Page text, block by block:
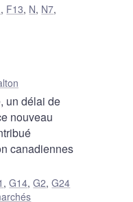
, F13, N, N7,
un délai de
nouveau
canadiennes
,G14,G2,G24